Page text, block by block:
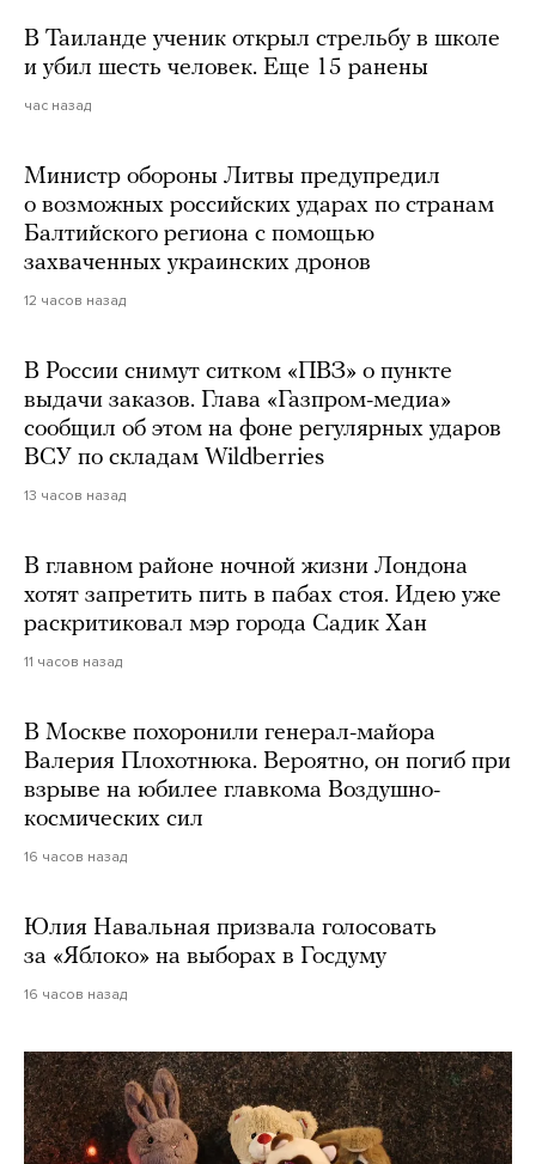
В Таиланде ученик открыл стрельбу в школе
и убил шесть человек. Еще 15 ранены
час назад
Министр обороны Литвы предупредил
о возможных российских ударах по странам
Балтийского региона с помощью
захваченных украинских дронов
12 часов назад
В России снимут ситком «ПВЗ» о пункте
выдачи заказов. Глава «Газпром-медиа»
сообщил об этом на фоне регулярных ударов
ВСУ по складам Wildberries
13 часов назад
В главном районе ночной жизни Лондона
хотят запретить пить в пабах стоя. Идею уже
раскритиковал мэр города Садик Хан
11 часов назад
В Москве похоронили генерал-майора
Валерия Плохотнюка. Вероятно, он погиб при
взрыве на юбилее главкома Воздушно-
космических сил
16 часов назад
Юлия Навальная призвала голосовать
за «Яблоко» на выборах в Госдуму
16 часов назад